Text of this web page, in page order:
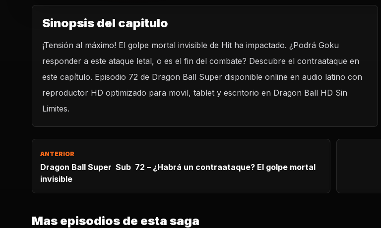
REPRODUCIR CAPITULO
Dragon Ball Super Latino - 72 – ¿Habrá un contraataque? El
golpe mortal invisible
CARGAR REPRODUCTOR
Sinopsis del capitulo
¡Tensión al máximo! El golpe mortal invisible de Hit ha impactado. ¿Podrá Goku
responder a este ataque letal, o es el fin del combate? Descubre el contraataque en
este capítulo. Episodio 72 de Dragon Ball Super disponible online en audio latino con
reproductor HD optimizado para movil, tablet y escritorio en Dragon Ball HD Sin
Limites.
ANTERIOR
Dragon Ball Super Sub 72 – ¿Habrá un contraataque? El golpe mortal
invisible
Mas episodios de esta saga